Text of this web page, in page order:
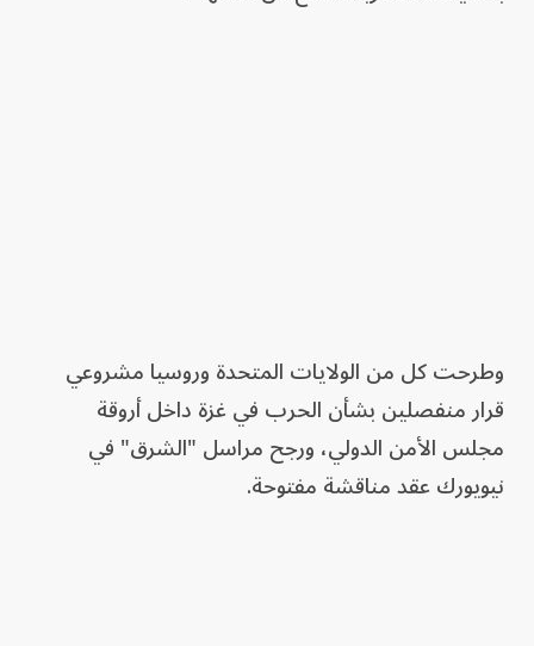
وطرحت كل من الولايات المتحدة وروسيا مشروعي
قرار منفصلين بشأن الحرب في غزة داخل أروقة
مجلس الأمن الدولي، ورجح مراسل "الشرق" في
نيويورك عقد مناقشة مفتوحة.